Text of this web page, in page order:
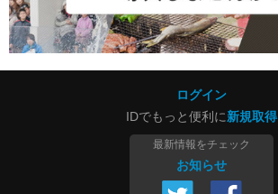
ログイン
IDでもっと便利に新規取得
最新情報をチェック
お知らせ